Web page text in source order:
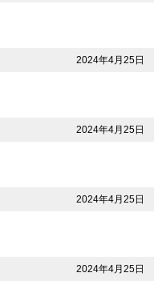
2024年4月25日
2024年4月25日
2024年4月25日
2024年4月25日